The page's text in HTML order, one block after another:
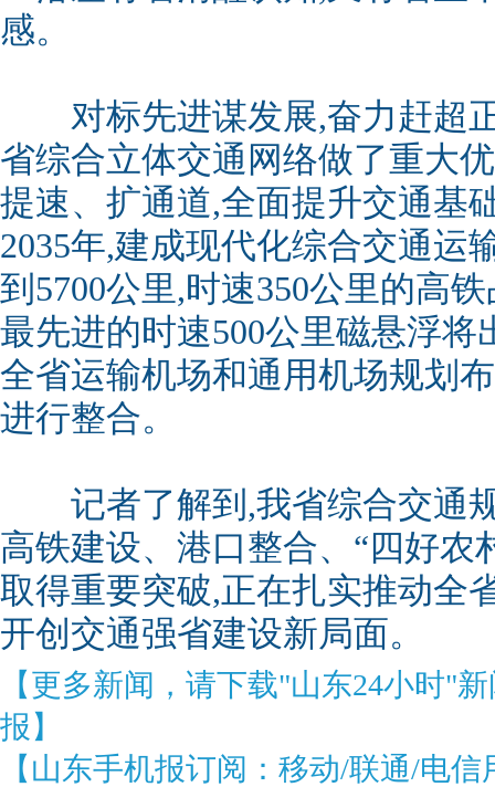
感。
对标先进谋发展,奋力赶超
省综合立体交通网络做了重大
提速、扩通道,全面提升交通基
2035年,建成现代化综合交通运
到5700公里,时速350公里的高
最先进的时速500公里磁悬浮将
全省运输机场和通用机场规划
进行整合。
记者了解到,我省综合交通
高铁建设、港口整合、“四好农
取得重要突破,正在扎实推动全
开创交通强省建设新局面。
【更多新闻，请下载"山东24小时"
报】
【山东手机报订阅：移动/联通/电